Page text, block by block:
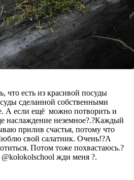
что есть из красивой посуды
сделанной собственными
А если ещё можно потворить и
наслаждение неземное?.?Каждый
прилив счастья, потому что
свой салатник. Очень!?А
Потом тоже похвастаюсь.?
жди меня ?.